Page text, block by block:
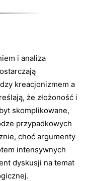
i analiza
kreacjonizmem a
że złożoność i
skomplikowane,
przypadkowych
choć argumenty
intensywnych
dyskusji na temat